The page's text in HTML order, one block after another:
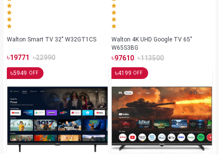
Walton Smart TV 32" W32GT1CS
৳19771 ৳22990
Walton 4K UHD Google TV 65"
W65S3BG
৳97610 ৳113500
৳5949 OFF ৳4199 OFF